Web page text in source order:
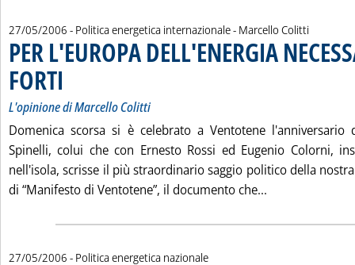
27/05/2006 - Politica energetica internazionale - di:
Marcello Colitti
PER L'EUROPA DELL'ENERGIA
FORTI
L'opinione di Marcello Colitti
Domenica scorsa si è celebrato a Ventotene
Spinelli, colui che con Ernesto Rossi ed Eugenio Colorni,
nell'isola, scrisse il più straordinario saggio politico della
di “Manifesto di Ventotene”, il documento che...
27/05/2006 - Politica energetica nazionale